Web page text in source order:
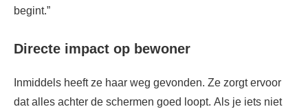
begint.”
Directe impact op bewoner
Inmiddels heeft ze haar weg gevonden. Ze zorgt ervoor
dat alles achter de schermen goed loopt. Als je iets niet